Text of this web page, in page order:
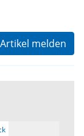
melden
Gemeinde Kümmersbruck